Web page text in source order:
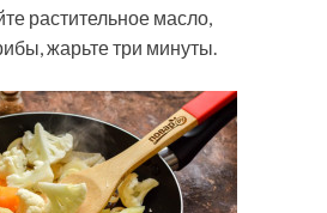
растительное масло,
жарьте три минуты.